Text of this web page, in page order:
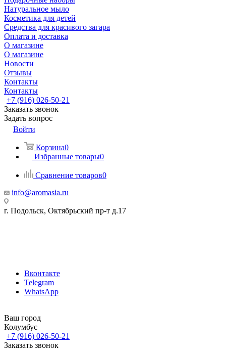
Натуральное мыло
Косметика для детей
Средства для красивого загара
Оплата и доставка
О магазине
О магазине
Новости
Отзывы
Контакты
Контакты
+7 (916) 026-50-21
Заказать звонок
Задать вопрос
Войти
Корзина0
Избранные товары0
Сравнение товаров0
info@aromasia.ru
г. Подольск, Октябрьский пр-т д.17
Вконтакте
Telegram
WhatsApp
Ваш город
Колумбус
+7 (916) 026-50-21
Заказать звонок